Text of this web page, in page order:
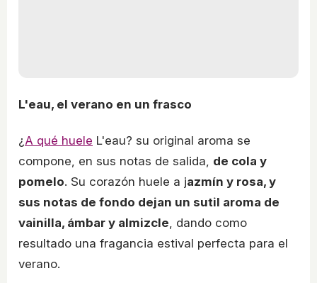
L'eau, el verano en un frasco
¿A qué huele L'eau? su original aroma se
compone, en sus notas de salida, de cola y
pomelo. Su corazón huele a jazmín y rosa, y
sus notas de fondo dejan un sutil aroma de
vainilla, ámbar y almizcle, dando como
resultado una fragancia estival perfecta para el
verano.